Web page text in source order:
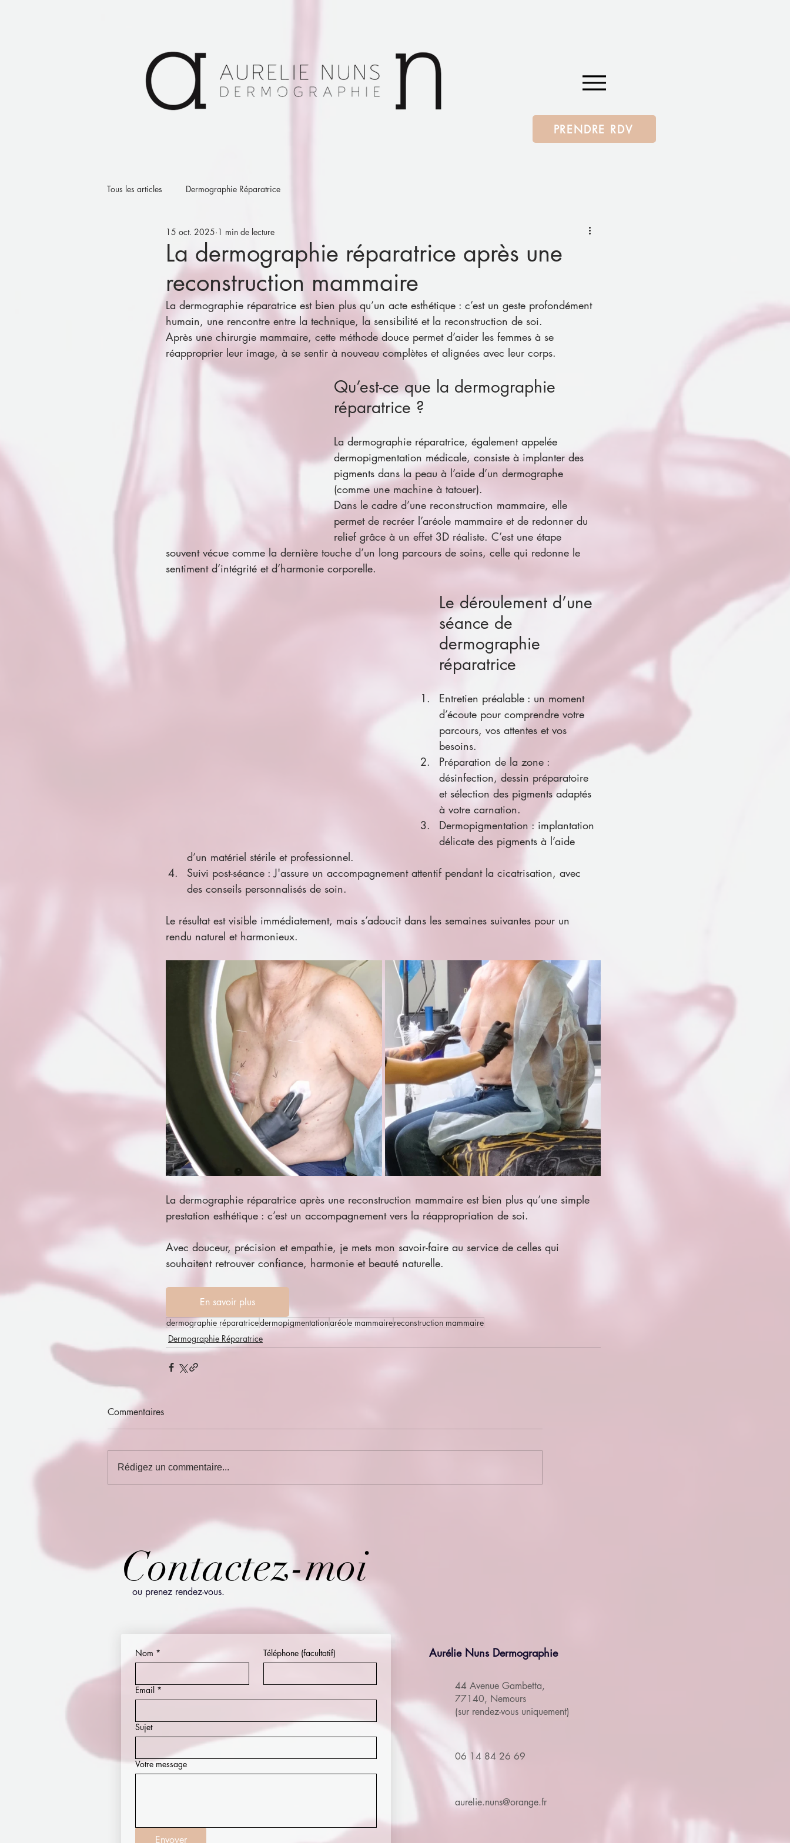
PRENDRE RDV
Tous les articles Dermographie Réparatrice
La dermographie réparatrice après une
reconstruction mammaire
15 oct. 2025 1 min de lecture
La dermographie réparatrice est bien plus qu’un acte esthétique : c’est un geste profondément
humain, une rencontre entre la technique, la sensibilité et la reconstruction de soi.
Après une chirurgie mammaire, cette méthode douce permet d’aider les femmes à se
réapproprier leur image, à se sentir à nouveau complètes et alignées avec leur corps.
Qu’est-ce que la dermographie
réparatrice ?
La dermographie réparatrice, également appelée
dermopigmentation médicale, consiste à implanter des
pigments dans la peau à l’aide d’un dermographe
(comme une machine à tatouer).
Dans le cadre d’une reconstruction mammaire, elle
permet de recréer l’aréole mammaire et de redonner du
relief grâce à un effet 3D réaliste. C’est une étape
souvent vécue comme la dernière touche d’un long parcours de soins, celle qui redonne le
sentiment d’intégrité et d’harmonie corporelle.
Le déroulement d’une
séance de
dermographie
réparatrice
Entretien préalable : un moment
d’écoute pour comprendre votre
parcours, vos attentes et vos
besoins.
Préparation de la zone :
désinfection, dessin préparatoire
et sélection des pigments adaptés
à votre carnation.
Dermopigmentation : implantation
délicate des pigments à l’aide
d’un matériel stérile et professionnel.
Suivi post-séance : J'assure un accompagnement attentif pendant la cicatrisation, avec
des conseils personnalisés de soin.
Le résultat est visible immédiatement, mais s’adoucit dans les semaines suivantes pour un
rendu naturel et harmonieux.
La dermographie réparatrice après une reconstruction mammaire est bien plus qu’une simple
prestation esthétique : c’est un accompagnement vers la réappropriation de soi.
Avec douceur, précision et empathie, je mets mon savoir-faire au service de celles qui
souhaitent retrouver confiance, harmonie et beauté naturelle.
En savoir plus
dermographie réparatricedermopigmentationaréole mammairereconstruction mammaire
Dermographie Réparatrice
Commentaires
Rédigez un commentaire...
Contactez-moi
ou prenez rendez-vous.
Nom * Téléphone (facultatif)
Email *
Sujet
Votre message
Envoyer
Aurélie Nuns Dermographie
44 Avenue Gambetta,
77140, Nemours
(sur rendez-vous uniquement)
06 14 84 26 69
aurelie.nuns@orange.fr